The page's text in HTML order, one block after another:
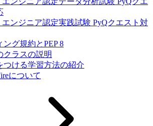
エンジニア認定実践試験 PyQクエスト対
ング規約とPEP 8
クラスの説明
つける学習方法の紹介
について